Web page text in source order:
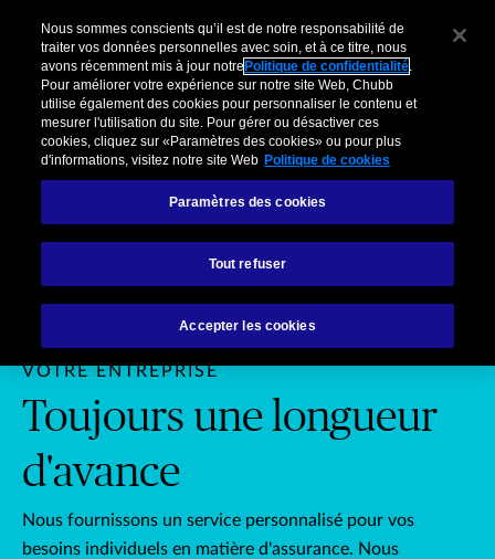
Pour Clients Entreprises Courtiers Organisations partenaires
Entreprises: Toujours une
UNE COUVERTURE D'ASSURANCE POUR
VOTRE ENTREPRISE
Toujours une longueur
d'avance
Nous fournissons un service personnalisé pour vos
besoins individuels en matière d'assurance. Nous
Nous sommes conscients qu’il est de notre responsabilité de
traiter vos données personnelles avec soin, et à ce titre, nous
avons récemment mis à jour notre Politique de confidentialité.
Pour améliorer votre expérience sur notre site Web, Chubb
utilise également des cookies pour personnaliser le contenu et
mesurer l'utilisation du site. Pour gérer ou désactiver ces
cookies, cliquez sur «Paramètres des cookies» ou pour plus
d'informations, visitez notre site Web Politique de cookies
Paramètres des cookies
Tout refuser
Accepter les cookies